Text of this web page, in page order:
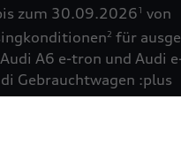
zum 30.09.20261 von
2 für
A6 e-tron und Audi
Gebrauchtwagen :plus